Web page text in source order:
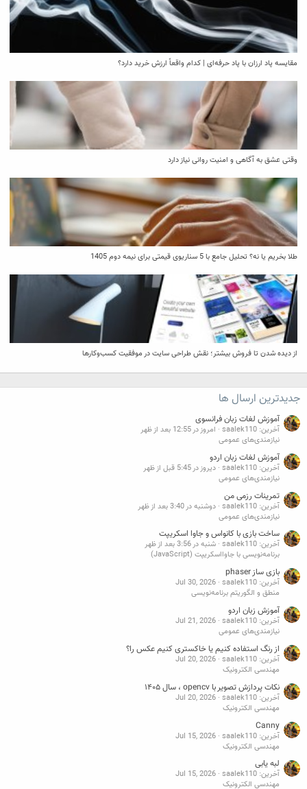
مقایسه پاد ارزان با پاد حرفه‌ای | کدام واقعاً ارزش خرید دارد؟
وقتی عشق به آگاهی و امنیت روانی نیاز دارد
طلا بخریم یا نه؟ تحلیل جامع با 5 سناریوی قیمتی برای نیمه دوم 1405
از دیده شدن تا فروش بیشتر؛ نقش طراحی سایت در موفقیت کسب‌وکارها
جدیدترین ارسال ها
آموزش لغات زبان فرانسوی
آخرین: saalek110
امروز در 12:55 بعد از ظهر
نیازمندی‌های عمومی
آموزش لغات زبان اردو
آخرین: saalek110
دیروز در 5:45 قبل از ظهر
نیازمندی‌های عمومی
تمرینات رزمی من
آخرین: saalek110
دوشنبه در 3:40 بعد از ظهر
نیازمندی‌های عمومی
ساخت بازی با کانواس و جاوا اسکریپت
آخرین: saalek110
شنبه در 3:56 بعد از ظهر
برنامه‌نویسی با جاوااسکریپت (JavaScript)
بازی ساز phaser
آخرین: saalek110
Jul 30, 2026
منطق و الگوریتم برنامه‌نویسی
آموزش زبان اردو
آخرین: saalek110
Jul 21, 2026
نیازمندی‌های عمومی
از رنگ استفاده کنیم یا خاکستری کنیم عکس را؟
آخرین: saalek110
Jul 20, 2026
مهندسی الکترونیک
نکات پردازش تصویر با opencv ، سال ۱۴۰۵
آخرین: saalek110
Jul 20, 2026
مهندسی الکترونیک
Canny
آخرین: saalek110
Jul 15, 2026
مهندسی الکترونیک
لبه یابی
آخرین: saalek110
Jul 15, 2026
مهندسی الکترونیک